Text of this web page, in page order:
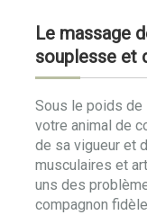
Le massage
souplesse et
Sous le poids de
votre animal de
de sa vigueur et
musculaires et
uns des
compagnon